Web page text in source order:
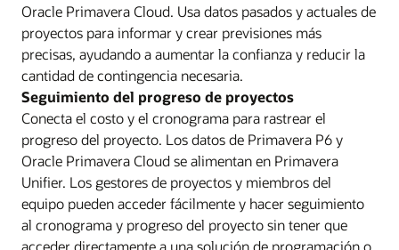
Oracle Primavera Cloud. Usa datos pasados y actuales de
proyectos para informar y crear previsiones más
precisas, ayudando a aumentar la confianza y reducir la
cantidad de contingencia necesaria.
Seguimiento del progreso de proyectos
Conecta el costo y el cronograma para rastrear el
progreso del proyecto. Los datos de Primavera P6 y
Oracle Primavera Cloud se alimentan en Primavera
Unifier. Los gestores de proyectos y miembros del
equipo pueden acceder fácilmente y hacer seguimiento
al cronograma y progreso del proyecto sin tener que
acceder directamente a una solución de programación o